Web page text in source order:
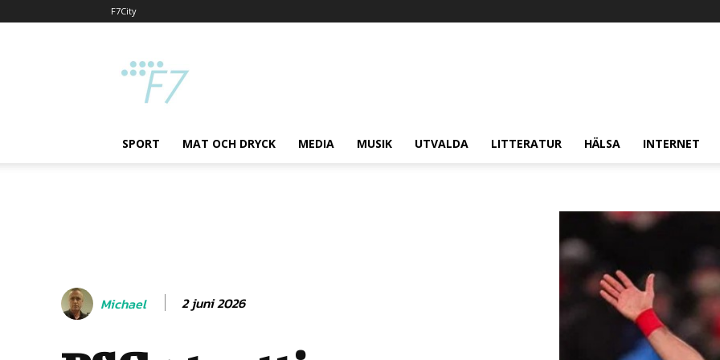
F7City
SPORT MAT OCH DRYCK MEDIA MUSIK UTVALDA LITTERATUR HÄLSA INTERNET
Michael 2 juni 2026